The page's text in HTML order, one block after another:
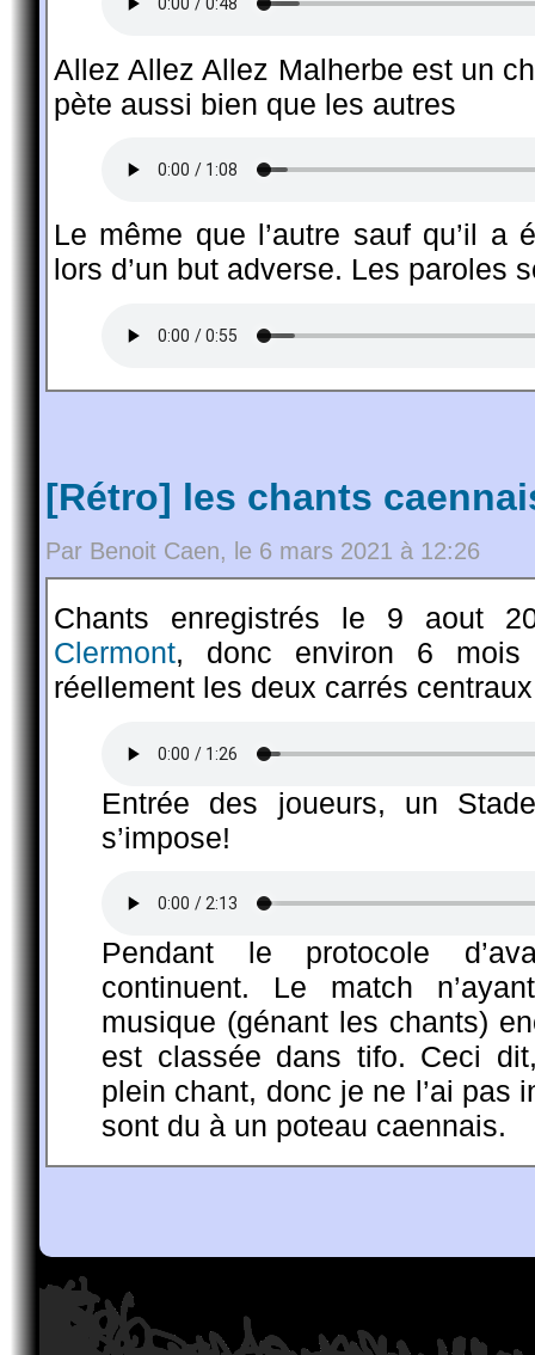
Allez Allez Allez Malherbe est un
pète aussi bien que les autres
Le même que l’autre sauf qu’il a
lors d’un but adverse. Les paroles
[Rétro] les chants
Par Benoit Caen, le 6 mars 2021 à 12:26
Chants enregistrés le 9 aout
Clermont, donc environ 6
réellement les deux carrés
Entrée des joueurs, un
s’impose!
Pendant le protocole
continuent. Le match
musique (génant les chants)
est classée dans tifo. Ceci
plein chant, donc je ne l’ai pas
sont du à un poteau caennais.